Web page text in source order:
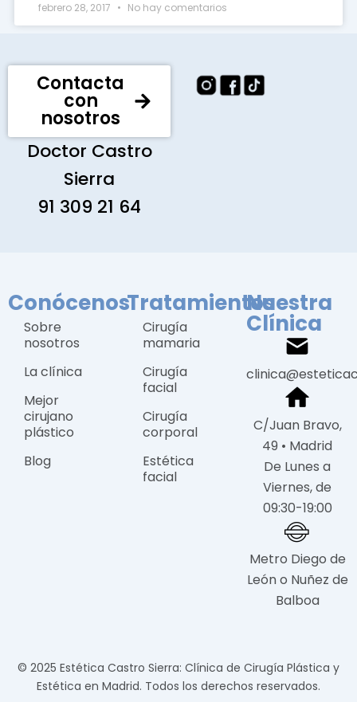
febrero 28, 2017 No hay comentarios
Contacta
con
nosotros
Doctor Castro
Sierra
91 309 21 64
Conócenos
Sobre
nosotros
La clínica
Mejor
cirujano
plástico
Blog
Tratamientos
Cirugía
mamaria
Cirugía
facial
Cirugía
corporal
Estética
facial
Nuestra
Clínica
C/Juan Bravo,
49 • Madrid
De Lunes a
Viernes, de
09:30-19:00
Metro Diego de
León o Nuñez de
Balboa
© 2025 Estética Castro Sierra: Clínica de Cirugía Plástica y
Estética en Madrid. Todos los derechos reservados.